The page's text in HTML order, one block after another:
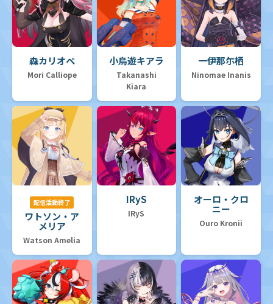
森カリオペ
Mori Calliope
小鳥遊キアラ
Takanashi
Kiara
一伊那尓栖
Ninomae Inanis
配信活動終了
ワトソン・ア
メリア
Watson Amelia
IRyS
IRyS
オーロ・クロ
ニー
Ouro Kronii